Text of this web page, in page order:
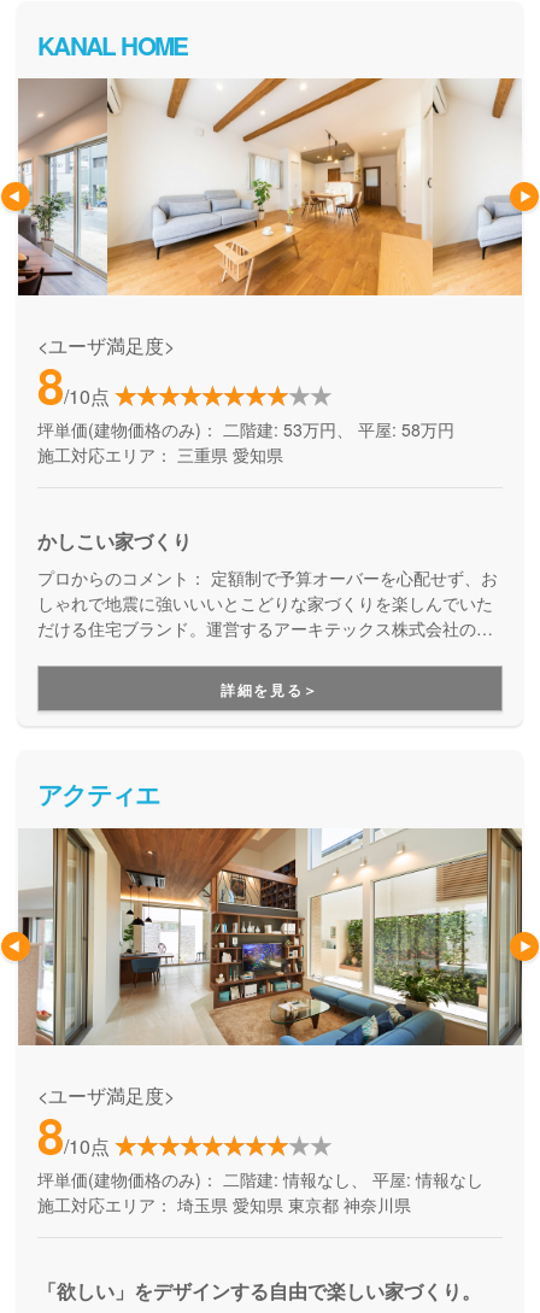
KANAL HOME
<ユーザ満足度>
8/10点
坪単価(建物価格のみ)： 二階建: 53万円、 平屋: 58万円
施工対応エリア： 三重県 愛知県
かしこい家づくり
プロからのコメント： 定額制で予算オーバーを心配せず、お
しゃれで地震に強いいいとこどりな家づくりを楽しんでいた
だける住宅ブランド。運営するアーキテックス株式会社のア
が、家を建てた後のお悩みにも、修繕などの知識に長けた精
鋭が確かな技術で細やかに対応してくれます。
詳細を見る＞
アクティエ
<ユーザ満足度>
8/10点
坪単価(建物価格のみ)： 二階建: 情報なし、 平屋: 情報なし
施工対応エリア： 埼玉県 愛知県 東京都 神奈川県
「欲しい」をデザインする自由で楽しい家づくり。